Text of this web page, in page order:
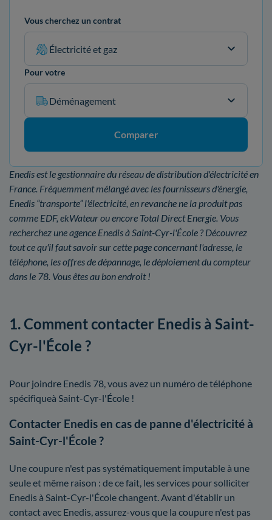
Vous cherchez un contrat
Électricité et gaz
Pour votre
Déménagement
Comparer
Enedis est le gestionnaire du réseau de distribution d'électricité en
France. Fréquemment mélangé avec les fournisseurs d'énergie,
Enedis “transporte” l'électricité, en revanche ne la produit pas
comme EDF, ekWateur ou encore Total Direct Energie. Vous
recherchez une agence Enedis à Saint-Cyr-l'École ? Découvrez
tout ce qu'il faut savoir sur cette page concernant l'adresse, le
téléphone, les offres de dépannage, le déploiement du compteur
dans le 78. Vous êtes au bon endroit !
1. Comment contacter Enedis à Saint-
Cyr-l'École ?
Pour joindre Enedis 78, vous avez un numéro de téléphone
spécifiqueà Saint-Cyr-l'École !
Contacter Enedis en cas de panne d'électricité à
Saint-Cyr-l'École ?
Une coupure n'est pas systématiquement imputable à une
seule et même raison : de ce fait, les services pour solliciter
Enedis à Saint-Cyr-l'École changent. Avant d'établir un
contact avec Enedis, assurez-vous que la coupure n'est pas